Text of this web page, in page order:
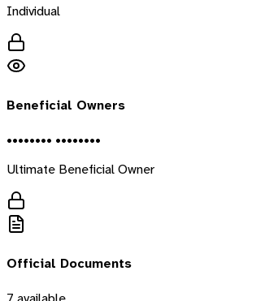
Individual
Beneficial Owners
•••••••• ••••••••
Ultimate Beneficial Owner
Official Documents